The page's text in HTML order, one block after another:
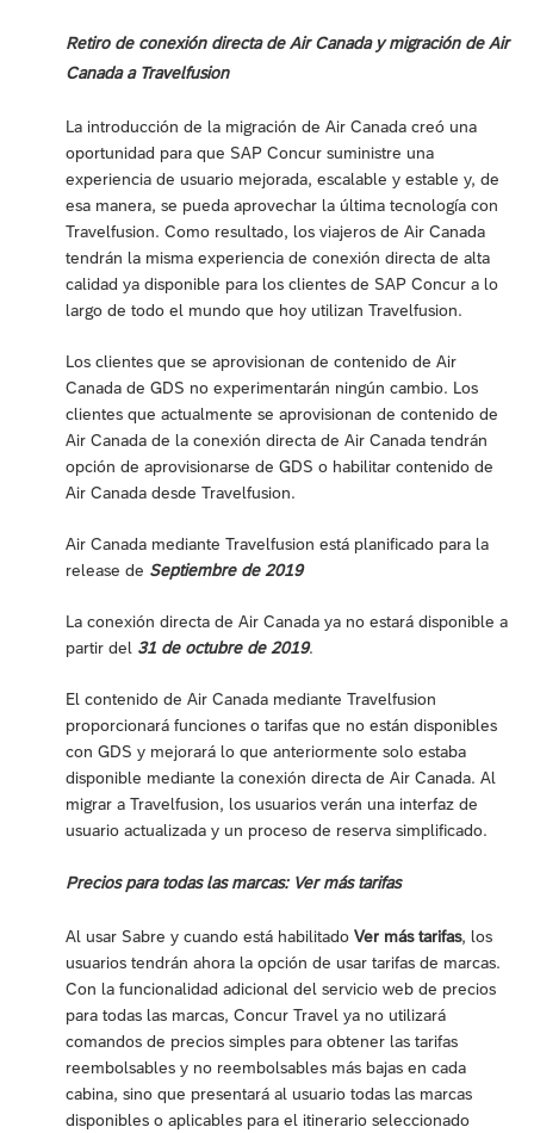
Retiro de conexión directa de Air Canada y migración de Air
Canada a Travelfusion
La introducción de la migración de Air Canada creó una
oportunidad para que SAP Concur suministre una
experiencia de usuario mejorada, escalable y estable y, de
esa manera, se pueda aprovechar la última tecnología con
Travelfusion. Como resultado, los viajeros de Air Canada
tendrán la misma experiencia de conexión directa de alta
calidad ya disponible para los clientes de SAP Concur a lo
largo de todo el mundo que hoy utilizan Travelfusion.
Los clientes que se aprovisionan de contenido de Air
Canada de GDS no experimentarán ningún cambio. Los
clientes que actualmente se aprovisionan de contenido de
Air Canada de la conexión directa de Air Canada tendrán
opción de aprovisionarse de GDS o habilitar contenido de
Air Canada desde Travelfusion.
Air Canada mediante Travelfusion está planificado para la
release de Septiembre de 2019
La conexión directa de Air Canada ya no estará disponible a
partir del 31 de octubre de 2019.
El contenido de Air Canada mediante Travelfusion
proporcionará funciones o tarifas que no están disponibles
con GDS y mejorará lo que anteriormente solo estaba
disponible mediante la conexión directa de Air Canada. Al
migrar a Travelfusion, los usuarios verán una interfaz de
usuario actualizada y un proceso de reserva simplificado.
Precios para todas las marcas: Ver más tarifas
Al usar Sabre y cuando está habilitado Ver más tarifas, los
usuarios tendrán ahora la opción de usar tarifas de marcas.
Con la funcionalidad adicional del servicio web de precios
para todas las marcas, Concur Travel ya no utilizará
comandos de precios simples para obtener las tarifas
reembolsables y no reembolsables más bajas en cada
cabina, sino que presentará al usuario todas las marcas
disponibles o aplicables para el itinerario seleccionado